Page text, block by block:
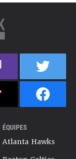
ÉQUIPES
Atlanta Hawks